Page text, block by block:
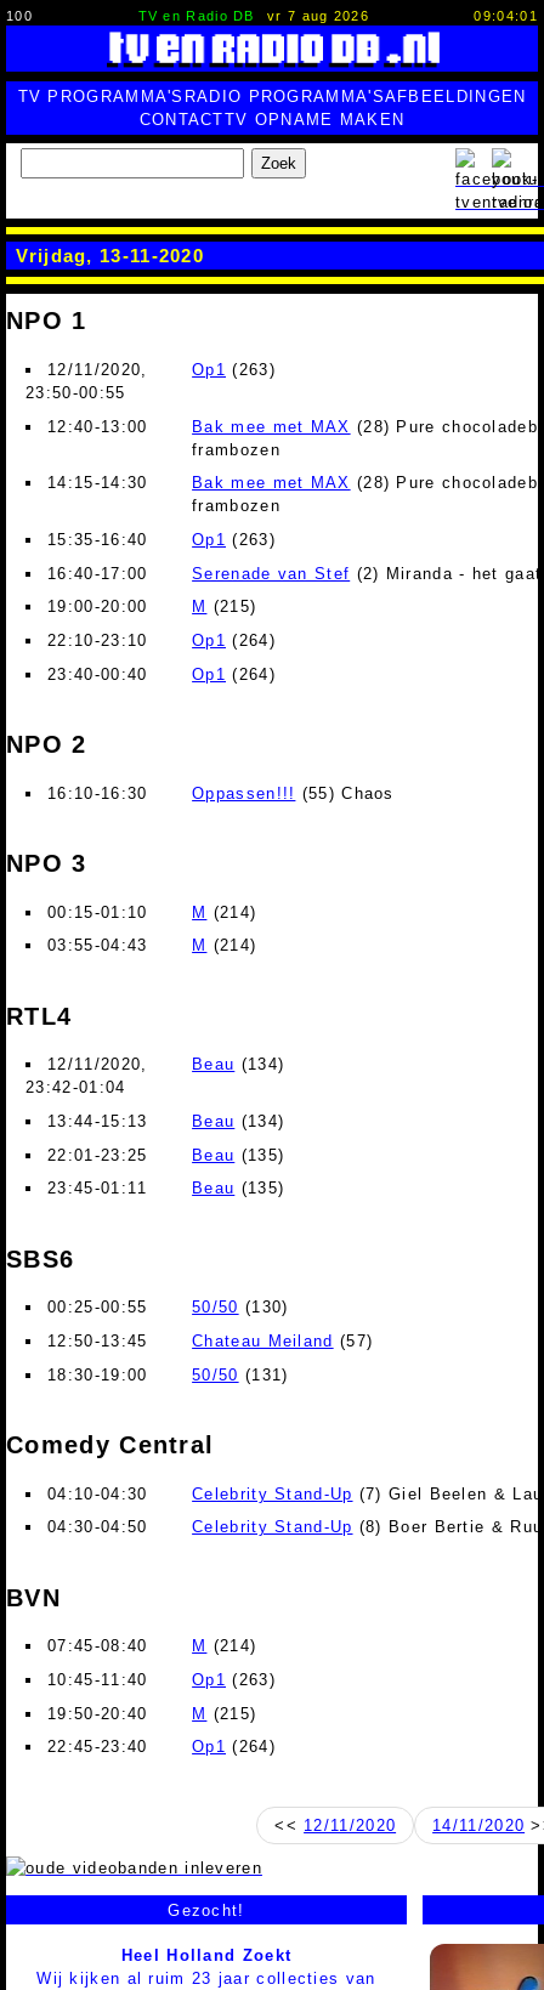
100 TV en Radio DB vr 7 aug 2026 09:04:02
TV PROGRAMMA'S RADIO PROGRAMMA'SAFBEELDINGEN
CONTACTTV OPNAME MAKEN
Zoek
Vrijdag, 13-11-2020
NPO 1
12/11/2020,
23:50-00:55
Op1 (263)
12:40-13:00 Bak mee met MAX (28) Pure
frambozen
14:15-14:30
Bak mee met MAX (28) Pure
frambozen
15:35-16:40
Op1 (263)
16:40-17:00
Serenade van Stef (2) Miranda - het
19:00-20:00
M (215)
22:10-23:10
Op1 (264)
23:40-00:40
Op1 (264)
NPO 2
16:10-16:30 Oppassen!!! (55) Chaos
NPO 3
00:15-01:10 M (214)
03:55-04:43
M (214)
RTL4
12/11/2020,
23:42-01:04
Beau (134)
13:44-15:13 Beau (134)
22:01-23:25
Beau (135)
23:45-01:11
Beau (135)
SBS6
00:25-00:55 50/50 (130)
12:50-13:45
Chateau Meiland (57)
18:30-19:00
50/50 (131)
Comedy Central
04:10-04:30 Celebrity Stand-Up (7) Giel Beelen &
04:30-04:50
Celebrity Stand-Up (8) Boer Bertie &
BVN
07:45-08:40 M (214)
10:45-11:40
Op1 (263)
19:50-20:40
M (215)
22:45-23:40
Op1 (264)
<< 12/11/2020 14/11/2020
Gezocht!
Heel Holland Zoekt
Wij kijken al ruim 23 jaar collecties van